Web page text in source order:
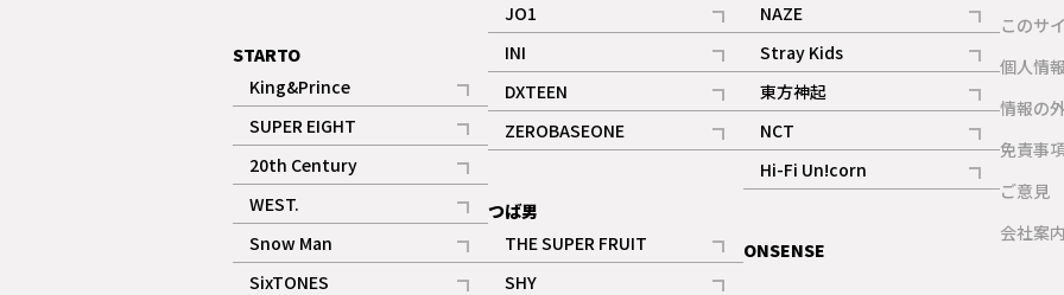
STARTO
King&Prince
記事
SUPER EIGHT
記事
20th Century
記事
WEST.
記事
Snow Man
記事
SixTONES
JO1
記事
ギャラリー
INI
記事
ギャラリー
DXTEEN
記事
ギャラリー
ZEROBASEONE
記事
つば男
THE SUPER FRUIT
記事
SHY
NAZE
記事
Stray Kids
記事
東方神起
記事
NCT
記事
Hi-Fi Un!corn
記事
ONSENSE
このサ
個人情
情報の
免責事
ご意見
会社案内